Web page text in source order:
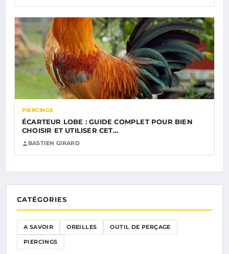
PIERCINGS
ÉCARTEUR LOBE : GUIDE COMPLET POUR BIEN
CHOISIR ET UTILISER CET…
BASTIEN GIRARD
CATÉGORIES
A SAVOIR OREILLES OUTIL DE PERÇAGE
PIERCINGS